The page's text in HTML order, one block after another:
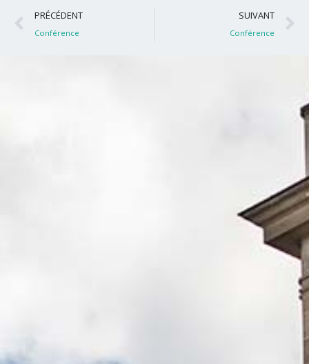
Précédent
PRÉCÉDENT
Conférence
SUIVANT
Conférence